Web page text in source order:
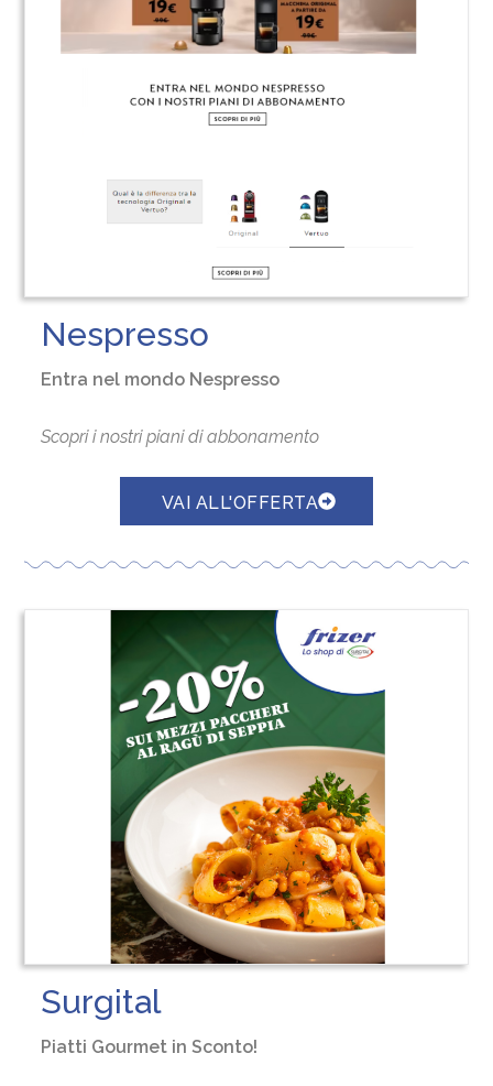
Nespresso
Entra nel mondo Nespresso
Scopri i nostri piani di abbonamento
VAI ALL'OFFERTA
Surgital
Piatti Gourmet in Sconto!